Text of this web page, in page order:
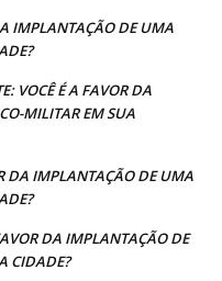
IMPLANTAÇÃO DE UMA
VOCÊ É A FAVOR DA
MILITAR EM SUA
DA IMPLANTAÇÃO DE UMA
DA IMPLANTAÇÃO DE
CIDADE?